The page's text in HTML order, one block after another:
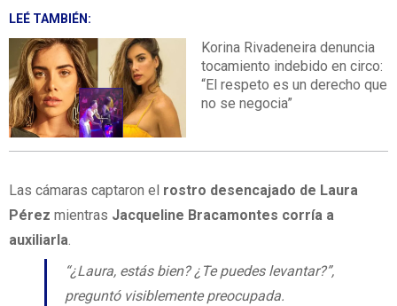
LEÉ TAMBIÉN:
Korina Rivadeneira denuncia
tocamiento indebido en circo:
“El respeto es un derecho que
no se negocia”
Las cámaras captaron el rostro desencajado de Laura
Pérez mientras Jacqueline Bracamontes corría a
auxiliarla.
“¿Laura, estás bien? ¿Te puedes levantar?”,
preguntó visiblemente preocupada.